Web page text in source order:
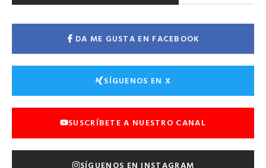
DA ME GUSTA EN FACEBOOK
SÍGUENOS EN X
SUSCRÍBETE A NUESTRO CANAL
SÍGUENOS EN INSTAGRAM